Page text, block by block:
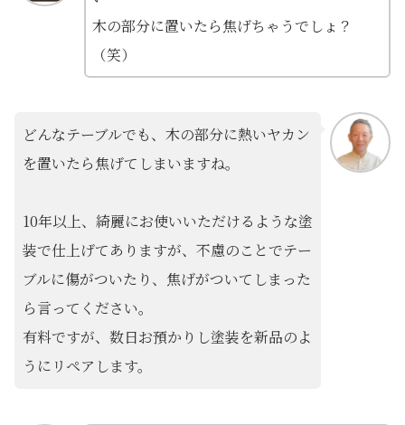
木の部分に置いたら焦げちゃうでしょ？
（笑）
どんなテーブルでも、木の部分に熱いヤカン
を置いたら焦げてしまいますね。
10年以上、綺麗にお使いいただけるような塗
装で仕上げてありますが、不慮のことでテー
ブルに傷がついたり、焦げがついてしまった
ら言ってください。
有料ですが、数日お預かりし塗装を新品のよ
うにリペアします。